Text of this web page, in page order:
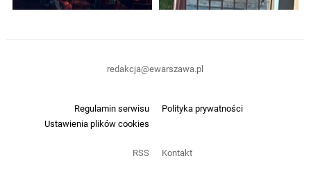
Regulamin serwisu
Polityka prywatności
Ustawienia plików cookies
RSS Kontakt
redakcja@ewarszawa.pl